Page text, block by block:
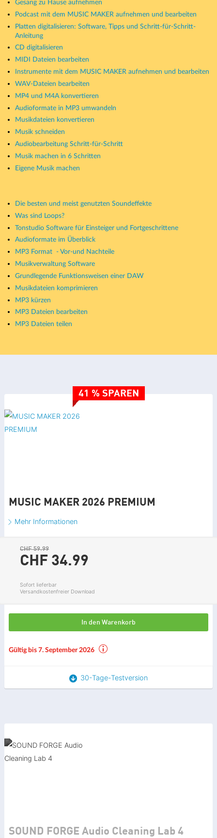
Gesang zu Hause aufnehmen
Podcast mit dem MUSIC MAKER aufnehmen und bearbeiten
Platten digitalisieren: Software, Tipps und Schritt-für-Schritt-
Anleitung
CD digitalisieren
MIDI Dateien bearbeiten
Instrumente mit dem MUSIC MAKER aufnehmen und bearbeiten
WAV-Dateien bearbeiten
MP4 und M4A konvertieren
Audioformate in MP3 umwandeln
Musikdateien konvertieren
Musik schneiden
Audiobearbeitung Schritt-für-Schritt
Musik machen in 6 Schritten
Eigene Musik machen
Die besten und meist genutzten Soundeffekte
Was sind Loops?
Tonstudio Software für Einsteiger und Fortgeschrittene
Audioformate im Überblick
MP3 Format - Vor-und Nachteile
Musikverwaltung Software
Grundlegende Funktionsweisen einer DAW
Musikdateien komprimieren
MP3 kürzen
MP3 Dateien bearbeiten
MP3 Dateien teilen
41 % SPAREN
MUSIC MAKER 2026 PREMIUM
Mehr Informationen
CHF 59.99
CHF 34.99
Sofort lieferbar
Versandkostenfreier Download
In den Warenkorb
Gültig bis 7. September 2026
30-Tage-Testversion
SOUND FORGE Audio Cleaning Lab 4